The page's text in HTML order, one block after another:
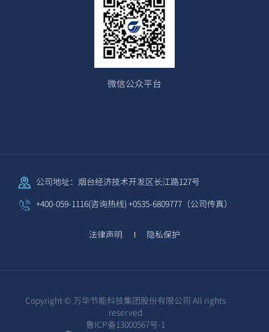
微信公众平台
公司地址：烟台经济技术开发区长江路127号
+400-059-1116(咨询热线) +0535-6809777（公司传真）
法律声明 隐私保护
Copyright © 万华节能科技集团股份有限公司 All rights
reserved
鲁ICP备13000567号-1